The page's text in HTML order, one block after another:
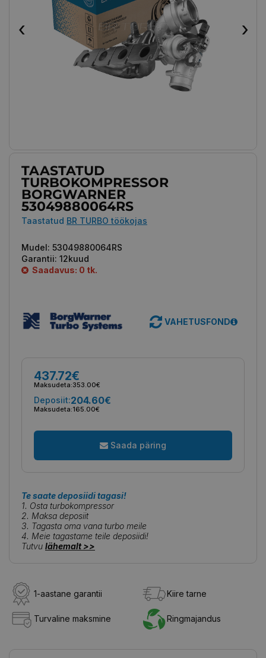
‹ ›
TAASTATUD
TURBOKOMPRESSOR
BORGWARNER
53049880064RS
Taastatud BR TURBO töökojas
Mudel: 53049880064RS
Garantii: 12kuud
Saadavus: 0 tk.
VAHETUSFOND
437.72€
Maksudeta:353.00€
Deposiit:204.60€
Maksudeta:165.00€
Saada päring
Te saate deposiidi tagasi!
1. Osta turbokompressor
2. Maksa deposiit
3. Tagasta oma vana turbo meile
4. Meie tagastame teile deposiidi!
Tutvu lähemalt >>
1-aastane garantii Kiire tarne
Turvaline maksmine Ringmajandus